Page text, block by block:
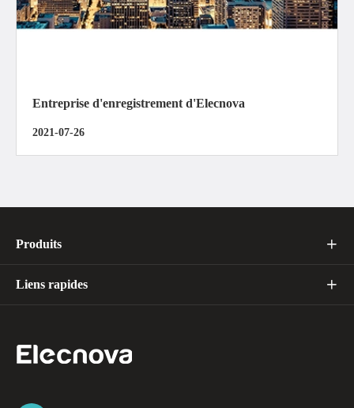
Entreprise d'enregistrement d'Elecnova
2021-07-26
Produits 
Liens rapides 